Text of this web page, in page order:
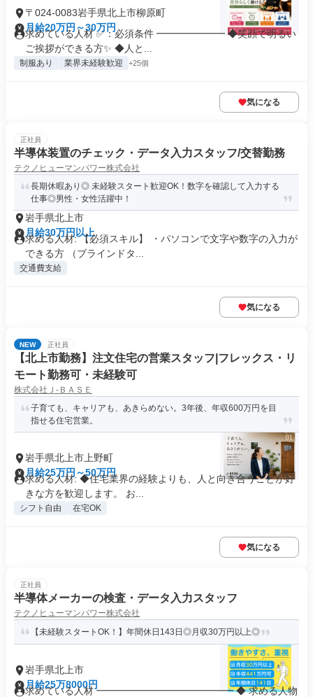
〒024-0083岩手県北上市柳原町
月給20万円～30万円
求めている人材 ✅：必須条件 ━━━━━━━ ◆笑顔で明るい
ご挨拶ができる方✨ ◆人と...
制服あり 業界未経験歓迎 +25個
気になる
正社員
半導体装置のチェック・データ入力スタッフ/交替勤務
テクノヒューマンパワー株式会社
長期休暇あり◎ 未経験スタート歓迎OK！数字を確認して入力する
仕事◎男性・女性活躍中！
岩手県北上市
月給30万円以上
求める人材: 【必須スキル】 ・パソコンで文字や数字の入力が
できる方 （ブラインドタ...
交通費支給
気になる
NEW 正社員
【北上市勤務】注文住宅の営業スタッフ|フレックス・リ
モート勤務可・未経験可
株式会社Ｊ‐ＢＡＳＥ
子育ても、キャリアも、あきらめない。3年後、年収600万円を目
指せる住宅営業。
岩手県北上市上野町
月給25万円～50万円
求める人材: ◆住宅業界の経験よりも、人と向き合うことが好
きな方を歓迎します。 お...
シフト自由 在宅OK
気になる
正社員
半導体メーカーの検査・データ入力スタッフ
テクノヒューマンパワー株式会社
【未経験スタートOK！】年間休日143日◎月収30万円以上◎
岩手県北上市
月給25万8000円
求めている人材 ━━━━━━━━━━━━━━ ◆ 求める人物